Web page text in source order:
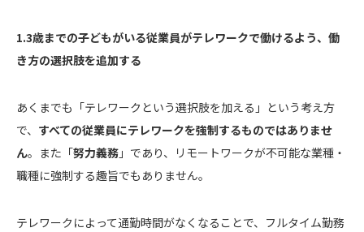
1.3歳までの子どもがいる従業員がテレワークで働けるよう、働
き方の選択肢を追加する
あくまでも「テレワークという選択肢を加える」という考え方
で、 すべての従業員にテレワークを強制するものではありませ
ん。また「努力義務 」であり、リモートワークが不可能な業種・
職種に強制する趣旨でもありません。
テレワークによって通勤時間がなくなることで、フルタイム勤務